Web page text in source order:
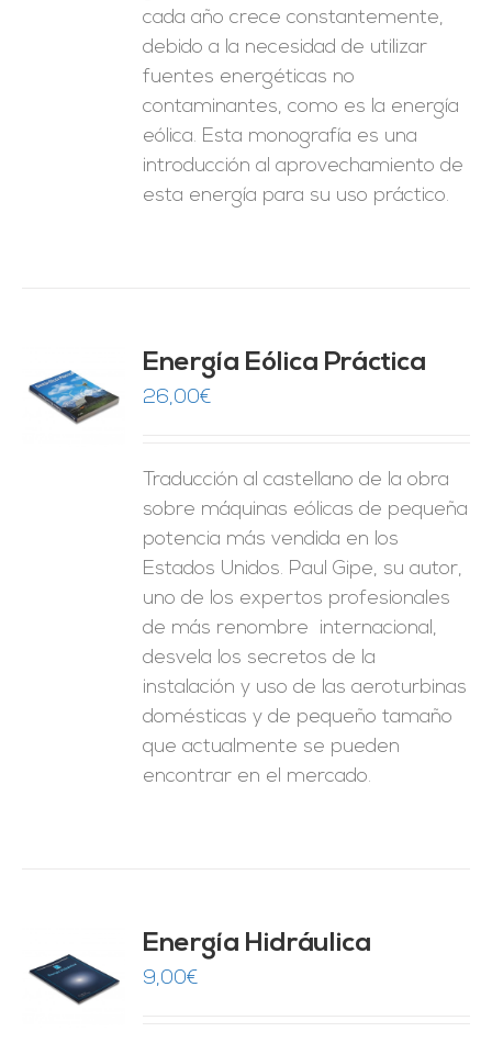
cada año crece constantemente,
debido a la necesidad de utilizar
fuentes energéticas no
contaminantes, como es la energía
eólica. Esta monografía es una
introducción al aprovechamiento de
esta energía para su uso práctico.
Energía Eólica Práctica
26,00€
Traducción al castellano de la obra
sobre máquinas eólicas de pequeña
potencia más vendida en los
Estados Unidos. Paul Gipe, su autor,
uno de los expertos profesionales
de más renombre internacional,
desvela los secretos de la
instalación y uso de las aeroturbinas
domésticas y de pequeño tamaño
que actualmente se pueden
encontrar en el mercado.
Energía Hidráulica
9,00€